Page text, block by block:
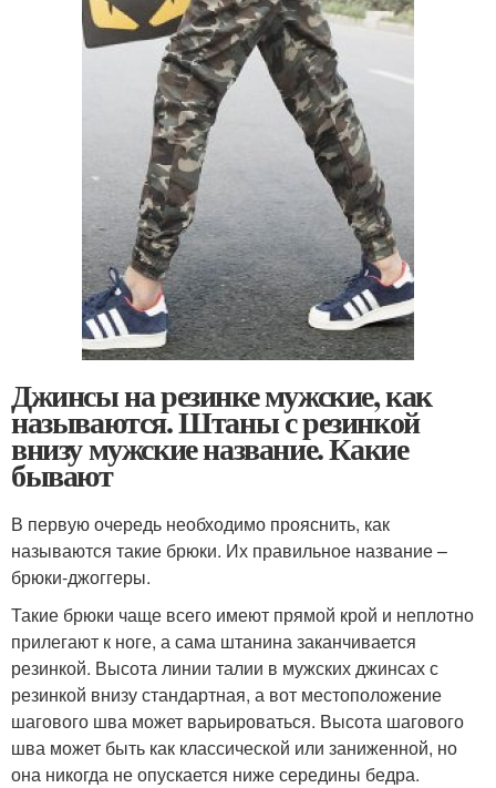
Джинсы на резинке мужские, как
называются. Штаны с резинкой
внизу мужские название. Какие
бывают
В первую очередь необходимо прояснить, как
называются такие брюки. Их правильное название –
брюки-джоггеры.
Такие брюки чаще всего имеют прямой крой и неплотно
прилегают к ноге, а сама штанина заканчивается
резинкой. Высота линии талии в мужских джинсах с
резинкой внизу стандартная, а вот местоположение
шагового шва может варьироваться. Высота шагового
шва может быть как классической или заниженной, но
она никогда не опускается ниже середины бедра.